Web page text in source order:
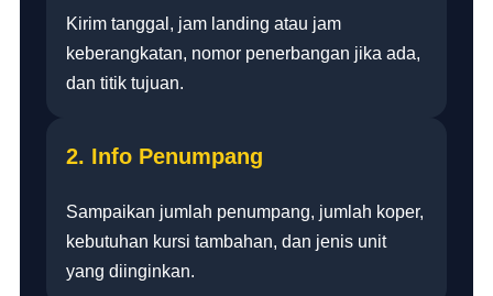
Kirim tanggal, jam landing atau jam
keberangkatan, nomor penerbangan jika ada,
dan titik tujuan.
2. Info Penumpang
Sampaikan jumlah penumpang, jumlah koper,
kebutuhan kursi tambahan, dan jenis unit
yang diinginkan.